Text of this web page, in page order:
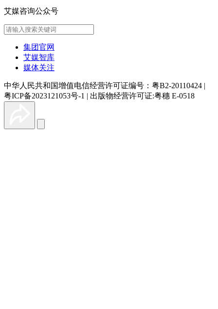
艾媒咨询公众号
集团官网
艾媒智库
媒体关注
中华人民共和国增值电信经营许可证编号：粤B2-20110424 |
粤ICP备2023121053号-1 | 出版物经营许可证:粤穗 E-0518